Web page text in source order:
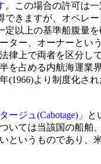
この場合の許可は
できますが、オペレー
定以上の基準船腹量を
ター、オーナーという
律上で両者を区分し
を占める内航海運業
(1966)より制度化さ
ージュ(Cabotage)」
と
いては当該国の船舶
というものであり、